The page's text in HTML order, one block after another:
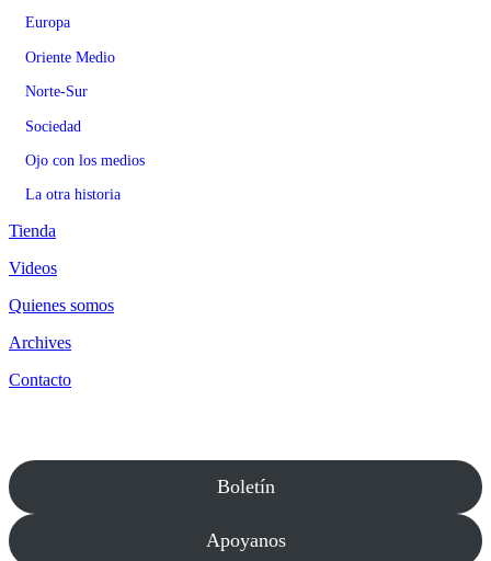
Europa
Oriente Medio
Norte-Sur
Sociedad
Ojo con los medios
La otra historia
Tienda
Videos
Quienes somos
Archives
Contacto
Boletín
Apoyanos